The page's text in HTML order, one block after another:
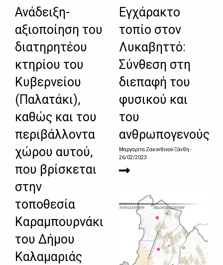
Ανάδειξη-
αξιοποίηση του
διατηρητέου
κτηρίου του
Κυβερνείου
(Παλατάκι),
καθώς και του
περιβάλλοντα
χώρου αυτού,
που βρίσκεται
στην
τοποθεσία
Καραμπουρνάκι
του Δήμου
Καλαμαριάς
Εγχάρακτο
τοπίο στον
Λυκαβηττό:
Σύνθεση στη
διεπαφή του
φυσικού και
του
ανθρωπογενούς
Μαργαρίτα Ζακυνθινού-Ξάνθη -
26/02/2023